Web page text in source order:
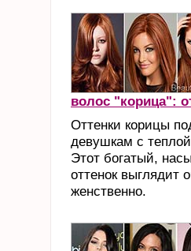
волос "корица":
Оттенки корицы
девушкам с
Этот богатый,
оттенок выглядит
женственно.